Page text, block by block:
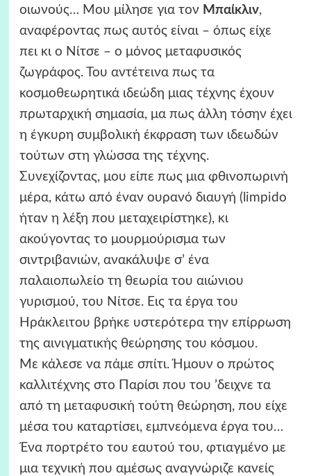
οιωνούς… Μου μίλησε για τον Μπαίκλιν,
αναφέροντας πως αυτός είναι – όπως είχε
πει κι ο Νίτσε – ο μόνος μεταφυσικός
ζωγράφος. Του αντέτεινα πως τα
κοσμοθεωρητικά ιδεώδη μιας τέχνης έχουν
πρωταρχική σημασία, μα πως άλλη τόσην έχει
η έγκυρη συμβολική έκφραση των ιδεωδών
τούτων στη γλώσσα της τέχνης.
Συνεχίζοντας, μου είπε πως μια φθινοπωρινή
μέρα, κάτω από έναν ουρανό διαυγή (limpido
ήταν η λέξη που μεταχειρίστηκε), κι
ακούγοντας το μουρμούρισμα των
σιντριβανιών, ανακάλυψε σ’ ένα
παλαιοπωλείο τη θεωρία του αιώνιου
γυρισμού, του Νίτσε. Εις τα έργα του
Ηράκλειτου βρήκε υστερότερα την επίρρωση
της αινιγματικής θεώρησης του κόσμου.
Με κάλεσε να πάμε σπίτι. Ήμουν ο πρώτος
καλλιτέχνης στο Παρίσι που του ’δειχνε τα
από τη μεταφυσική τούτη θεώρηση, που είχε
μέσα του καταρτίσει, εμπνεόμενα έργα του…
Ένα πορτρέτο του εαυτού του, φτιαγμένο με
μια τεχνική που αμέσως αναγνώριζε κανείς